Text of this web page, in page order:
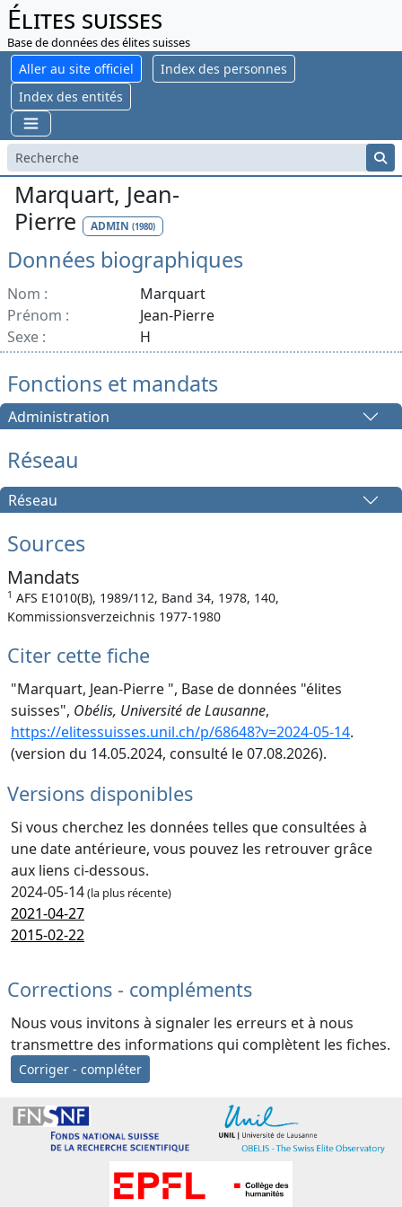
Élites suisses
Base de données des élites suisses
Aller au site officiel
Index des personnes
Index des entités
Marquart, Jean-
Pierre
ADMIN (1980)
Données biographiques
Nom :
Marquart
Prénom :
Jean-Pierre
Sexe :
H
Fonctions et mandats
Administration
Réseau
Réseau
Sources
Mandats
1 AFS E1010(B), 1989/112, Band 34, 1978, 140,
Kommissionsverzeichnis 1977-1980
Citer cette fiche
"Marquart, Jean-Pierre ", Base de données "élites
suisses", Obélis, Université de Lausanne,
https://elitessuisses.unil.ch/p/68648?v=2024-05-14.
(version du 14.05.2024, consulté le 07.08.2026).
Versions disponibles
Si vous cherchez les données telles que consultées à
une date antérieure, vous pouvez les retrouver grâce
aux liens ci-dessous.
2024-05-14(la plus récente)
2021-04-27
2015-02-22
Corrections - compléments
Nous vous invitons à signaler les erreurs et à nous
transmettre des informations qui complètent les fiches.
Corriger - compléter